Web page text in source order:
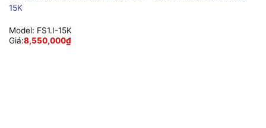
15K
Model: FS1.I-15K
Giá:8,550,000₫